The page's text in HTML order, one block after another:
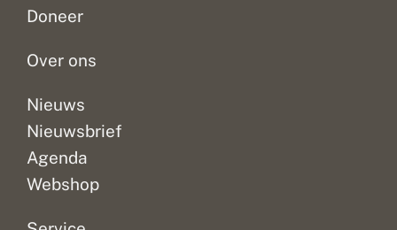
Doneer
Over ons
Nieuws
Nieuwsbrief
Agenda
Webshop